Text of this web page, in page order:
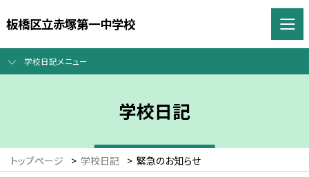
板橋区立赤塚第一中学校
学校日記メニュー
学校日記
トップページ > 学校日記 > 緊急のお知らせ